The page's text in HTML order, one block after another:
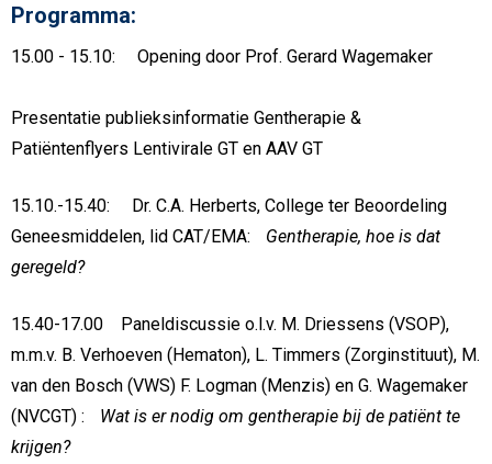
Programma:
15.00 - 15.10: Opening door Prof. Gerard Wagemaker
Presentatie publieksinformatie Gentherapie &
Patiëntenflyers Lentivirale GT en AAV GT
15.10.-15.40: Dr. C.A. Herberts, College ter Beoordeling
Geneesmiddelen, lid CAT/EMA:
Gentherapie, hoe is dat
geregeld?
15.40-17.00 Paneldiscussie o.l.v. M. Driessens (VSOP),
m.m.v. B. Verhoeven (Hematon), L. Timmers (Zorginstituut), M.
van den Bosch (VWS) F. Logman (Menzis) en G. Wagemaker
(NVCGT) : Wat is er nodig om gentherapie bij de patiënt te
krijgen?